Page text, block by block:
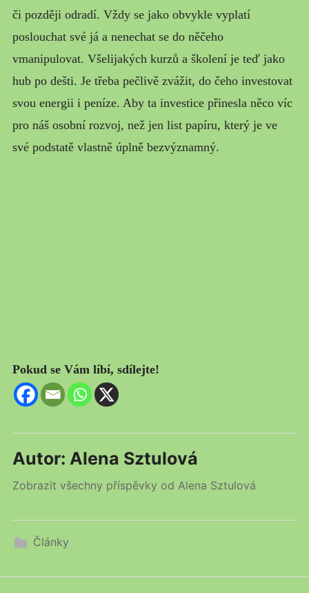
či později odradí. Vždy se jako obvykle vyplatí
poslouchat své já a nenechat se do něčeho
vmanipulovat. Všelijakých kurzů a školení je teď jako
hub po dešti. Je třeba pečlivě zvážit, do čeho investovat
svou energii i peníze. Aby ta investice přinesla něco víc
pro náš osobní rozvoj, než jen list papíru, který je ve
své podstatě vlastně úplně bezvýznamný.
Pokud se Vám líbí, sdílejte!
Autor: Alena Sztulová
Zobrazit všechny příspěvky od Alena Sztulová
Články